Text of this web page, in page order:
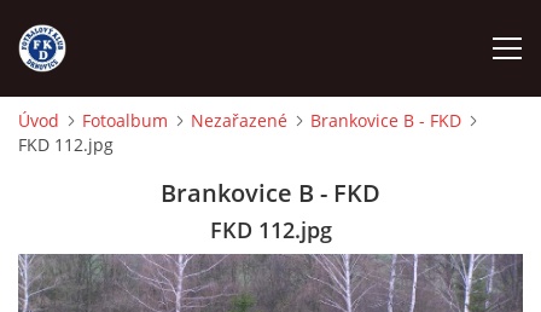
ÚVOD
FKD A
Úvod Fotoalbum Nezařazené
Brankovice B - FKD
FKD 112.jpg
Brankovice B - FKD
FKD 112.jpg